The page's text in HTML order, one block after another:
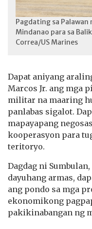
Pagdating sa Palawan
Mindanao para sa
Correa/US Marines
Dapat aniyang
Marcos Jr. ang mga
militar na maaring
panlabas sigalot.
mapayapang
kooperasyon para
teritoryo.
Dagdag ni
dayuhang armas,
ang pondo sa mga
ekonomikong
pakikinabangan ng